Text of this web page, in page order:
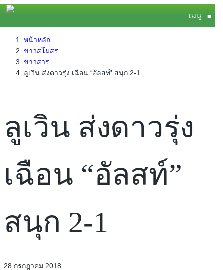
เมนู ≡
หน้าหลัก
ข่าวสโมสร
ข่าวสาร
ลูเวิน ส่งดาวรุ่ง เฉือน “อัลสท์” สนุก 2-1
ลูเวิน ส่งดาวรุ่ง
เฉือน “อัลสท์”
สนุก 2-1
28 กรกฎาคม 2018